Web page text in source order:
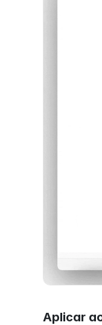
Aplicar